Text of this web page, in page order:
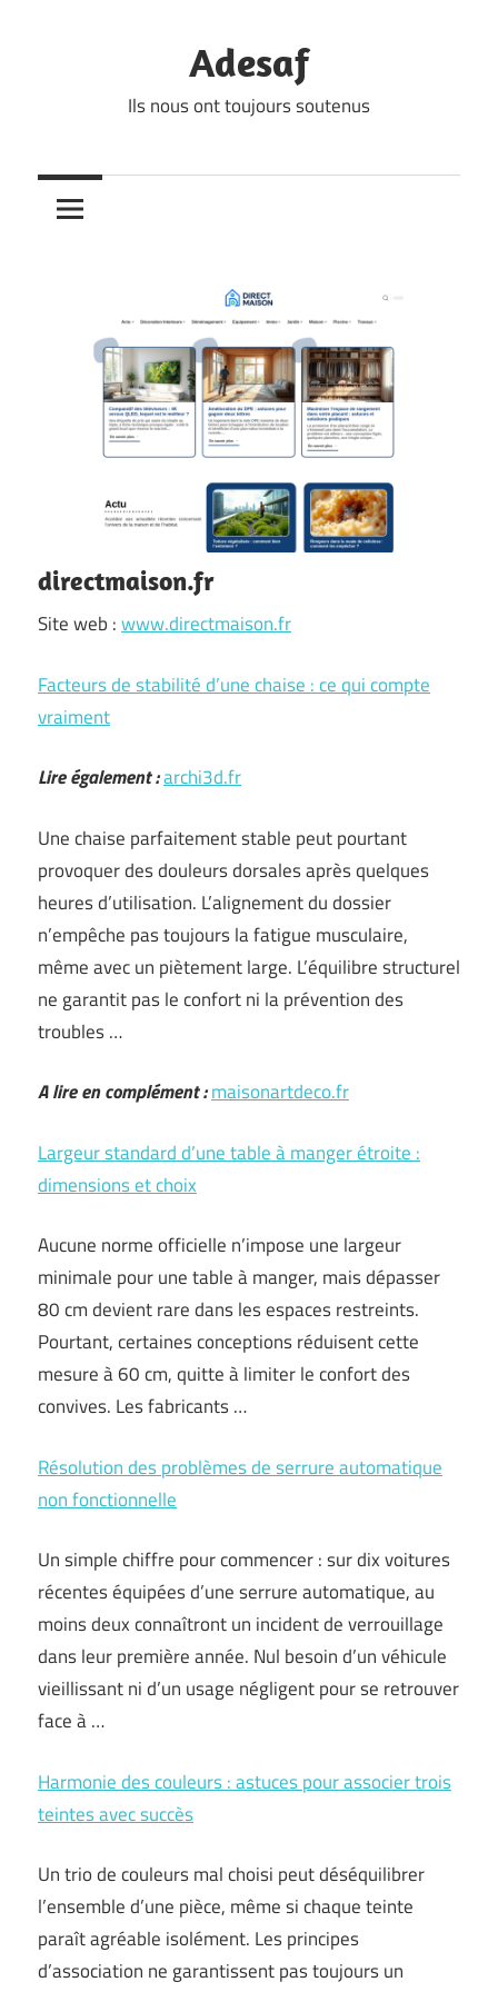
Adesaf
Ils nous ont toujours soutenus
directmaison.fr
Site web :www.directmaison.fr
Facteurs de stabilité d’une chaise : ce qui compte
vraiment
Lire également :archi3d.fr
Une chaise parfaitement stable peut pourtant
provoquer des douleurs dorsales après quelques
heures d’utilisation. L’alignement du dossier
n’empêche pas toujours la fatigue musculaire,
même avec un piètement large. L’équilibre structurel
ne garantit pas le confort ni la prévention des
troubles …
A lire en complément :maisonartdeco.fr
Largeur standard d’une table à manger étroite :
dimensions et choix
Aucune norme officielle n’impose une largeur
minimale pour une table à manger, mais dépasser
80 cm devient rare dans les espaces restreints.
Pourtant, certaines conceptions réduisent cette
mesure à 60 cm, quitte à limiter le confort des
convives. Les fabricants …
Résolution des problèmes de serrure automatique
non fonctionnelle
Un simple chiffre pour commencer : sur dix voitures
récentes équipées d’une serrure automatique, au
moins deux connaîtront un incident de verrouillage
dans leur première année. Nul besoin d’un véhicule
vieillissant ni d’un usage négligent pour se retrouver
face à …
Harmonie des couleurs : astuces pour associer trois
teintes avec succès
Un trio de couleurs mal choisi peut déséquilibrer
l’ensemble d’une pièce, même si chaque teinte
paraît agréable isolément. Les principes
d’association ne garantissent pas toujours un